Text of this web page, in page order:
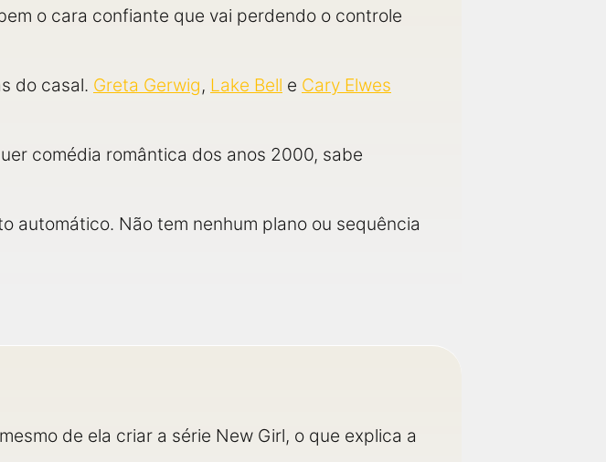
o cara confiante que vai perdendo o controle
do casal. Greta Gerwig, Lake Bell e Cary Elwes
comédia romântica dos anos 2000, sabe
automático. Não tem nenhum plano ou sequência
de ela criar a série New Girl, o que explica a